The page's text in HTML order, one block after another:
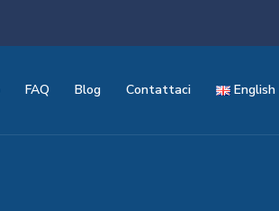
FAQ Blog Contattaci English